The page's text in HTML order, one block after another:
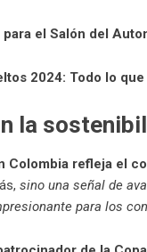
el Salón del
2024: Todo lo
la
Colombia refleja el
sino una señal de
para los